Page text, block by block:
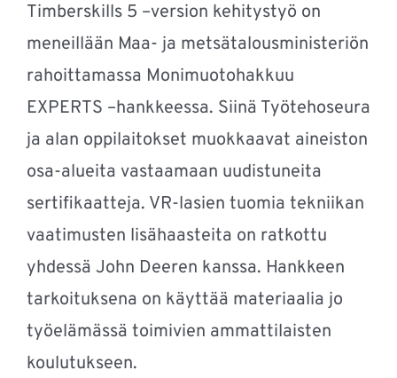
Timberskills 5 –version kehitystyö on
meneillään Maa- ja metsätalousministeriön
rahoittamassa Monimuotohakkuu
EXPERTS –hankkeessa. Siinä Työtehoseura
ja alan oppilaitokset muokkaavat aineiston
osa-alueita vastaamaan uudistuneita
sertifikaatteja. VR-lasien tuomia tekniikan
vaatimusten lisähaasteita on ratkottu
yhdessä John Deeren kanssa. Hankkeen
tarkoituksena on käyttää materiaalia jo
työelämässä toimivien ammattilaisten
koulutukseen.